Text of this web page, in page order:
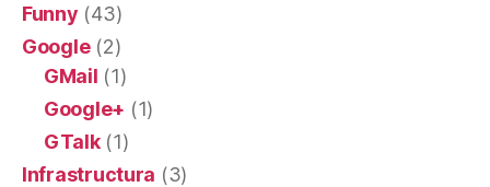
Funny (43)
Google(2)
GMail (1)
Google+ (1)
GTalk(1)
Infrastructura (3)